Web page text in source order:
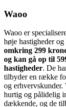
Waoo
Waoo er
høje hastigheder
omkring 299
og kan gå op til
hastigheder. De
tilbyder en række
og
hurtig og pålidelig
dækkende, og de